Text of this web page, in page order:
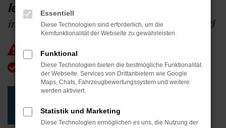
leasen
im Privatkundenleasing für nur € 259,-³ mtl
Angebot gültig nur für kurze Zeit
Ohne Leasingsonderzahlung!
Ich möchte mir das Angebot ansehen
Direkt ein Fahrzeug reservieren
Essentiell
Diese Technologien sind erforderlich, um die
Kernfunktionalität der Webseite zu gewährleisten.
Funktional
Diese Technologien bieten die bestmögliche Funktionalität
der Webseite. Services von Drittanbietern wie Google
Maps, Chats, Fahrzeugbewertungssystem und weitere
werden aktiviert.
Statistik und Marketing
Diese Technologien ermöglichen es uns, die Nutzung der